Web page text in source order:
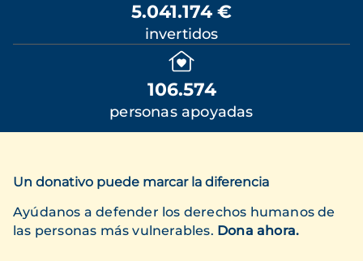
5.041.174 €
invertidos
106.574
personas apoyadas
Un donativo puede marcar la diferencia
Ayúdanos a defender los derechos humanos de
las personas más vulnerables. Dona ahora.